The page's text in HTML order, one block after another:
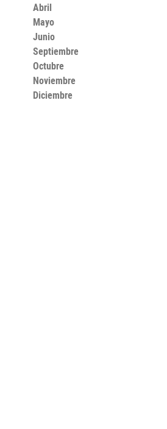
Abril
Mayo
Junio
Septiembre
Octubre
Noviembre
Diciembre